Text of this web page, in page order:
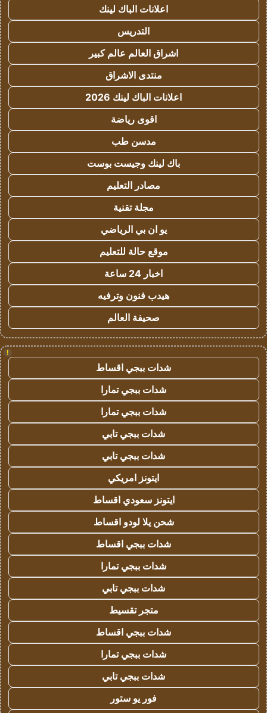
اعلانات الباك لينك
التدريس
اشراق العالم عالم كبير
منتدى الاشراق
اعلانات الباك لينك 2026
اقوى رياضة
مدسن طب
باك لينك وجيست بوست
مصادر التعليم
مجلة تقنية
يو ان بي الرياضي
موقع حالة للتعليم
اخبار 24 ساعة
هيدب فنون وترفيه
صحيفة العالم
!
شدات ببجي اقساط
شدات ببجي تمارا
شدات ببجي تمارا
شدات ببجي تابي
شدات ببجي تابي
ايتونز امريكي
ايتونز سعودي اقساط
شحن يلا لودو اقساط
شدات ببجي اقساط
شدات ببجي تمارا
شدات ببجي تابي
متجر تقسيط
شدات ببجي اقساط
شدات ببجي تمارا
شدات ببجي تابي
فور يو ستور